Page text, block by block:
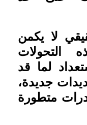
لا يكمن
التحولات
لما قد
جديدة،
متطورة